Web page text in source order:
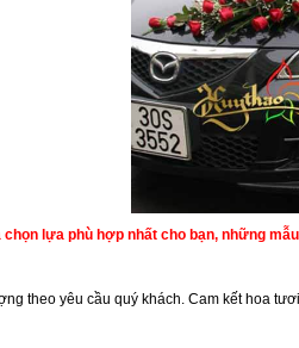
lựa phù hợp nhất cho bạn, những
theo yêu cầu quý khách. Cam kết hoa